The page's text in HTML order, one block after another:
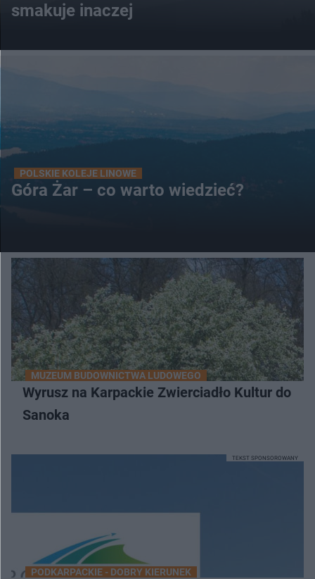
smakuje inaczej
POLSKIE KOLEJE LINOWE
Góra Żar – co warto wiedzieć?
MUZEUM BUDOWNICTWA LUDOWEGO
Wyrusz na Karpackie Zwierciadło Kultur do
Sanoka
PODKARPACKIE - DOBRY KIERUNEK
TEKST SPONSOROWANY